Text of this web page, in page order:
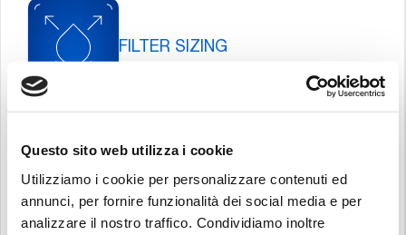
Questo sito web utilizza i cookie
Utilizziamo i cookie per personalizzare contenuti ed
annunci, per fornire funzionalità dei social media e per
analizzare il nostro traffico. Condividiamo inoltre
FILTER SIZING
POWER TRANSMISSION SIZING